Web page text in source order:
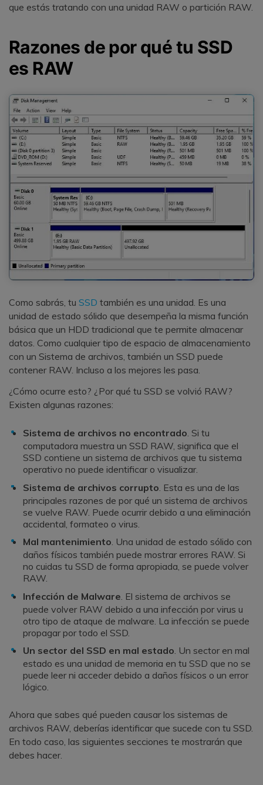
que estás tratando con una unidad RAW o partición RAW.
Razones de por qué tu SSD
es RAW
Como sabrás, tu SSD también es una unidad. Es una
unidad de estado sólido que desempeña la misma función
básica que un HDD tradicional que te permite almacenar
datos. Como cualquier tipo de espacio de almacenamiento
con un Sistema de archivos, también un SSD puede
contener RAW. Incluso a los mejores les pasa.
¿Cómo ocurre esto? ¿Por qué tu SSD se volvió RAW?
Existen algunas razones:
Sistema de archivos no encontrado. Si tu
computadora muestra un SSD RAW, significa que el
SSD contiene un sistema de archivos que tu sistema
operativo no puede identificar o visualizar.
Sistema de archivos corrupto . Esta es una de las
principales razones de por qué un sistema de archivos
se vuelve RAW. Puede ocurrir debido a una eliminación
accidental, formateo o virus.
Mal mantenimiento. Una unidad de estado sólido con
daños físicos también puede mostrar errores RAW. Si
no cuidas tu SSD de forma apropiada, se puede volver
RAW.
Infección de Malware . El sistema de archivos se
puede volver RAW debido a una infección por virus u
otro tipo de ataque de malware. La infección se puede
propagar por todo el SSD.
Un sector del SSD en mal estado. Un sector en mal
estado es una unidad de memoria en tu SSD que no se
puede leer ni acceder debido a daños físicos o un error
lógico.
Ahora que sabes qué pueden causar los sistemas de
archivos RAW, deberías identificar que sucede con tu SSD.
En todo caso, las siguientes secciones te mostrarán que
debes hacer.